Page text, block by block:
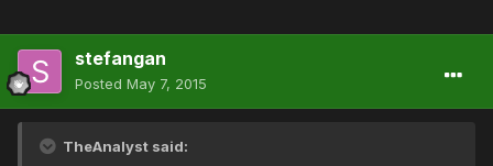
stefangan
Posted May 7, 2015
TheAnalyst said: